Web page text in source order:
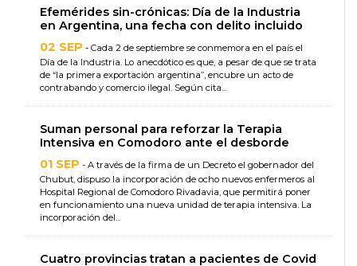
Efemérides sin-crónicas: Día de la Industria
en Argentina, una fecha con delito incluido
02 SEP - Cada 2 de septiembre se conmemora en el país el
Día de la Industria. Lo anecdótico es que, a pesar de que se trata
de “la primera exportación argentina”, encubre un acto de
contrabando y comercio ilegal. Según cita...
Suman personal para reforzar la Terapia
Intensiva en Comodoro ante el desborde
01 SEP - A través de la firma de un Decreto el gobernador del
Chubut, dispuso la incorporación de ocho nuevos enfermeros al
Hospital Regional de Comodoro Rivadavia, que permitirá poner
en funcionamiento una nueva unidad de terapia intensiva. La
incorporación del...
Cuatro provincias tratan a pacientes de Covid